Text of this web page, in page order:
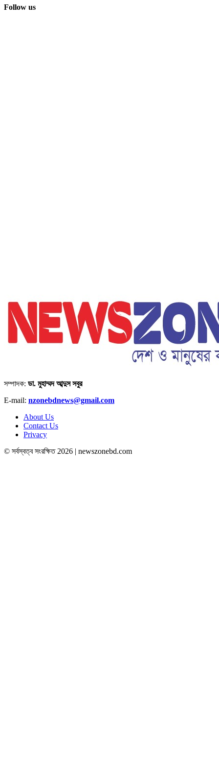
Follow us
সম্পাদক: ডা. মুহাম্মদ আব্দুস সবুর
E-mail: nzonebdnews@gmail.com
About Us
Contact Us
Privacy
© সর্বস্বত্ব সংরক্ষিত 2026 | newszonebd.com